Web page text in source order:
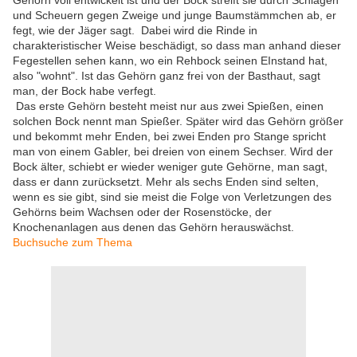
und Scheuern gegen Zweige und junge Baumstämmchen ab, er
fegt, wie der Jäger sagt. Dabei wird die Rinde in
charakteristischer Weise beschädigt, so dass man anhand dieser
Fegestellen sehen kann, wo ein Rehbock seinen EInstand hat,
also "wohnt". Ist das Gehörn ganz frei von der Basthaut, sagt
man, der Bock habe verfegt.
Das erste Gehörn besteht meist nur aus zwei Spießen, einen
solchen Bock nennt man Spießer. Später wird das Gehörn größer
und bekommt mehr Enden, bei zwei Enden pro Stange spricht
man von einem Gabler, bei dreien von einem Sechser. Wird der
Bock älter, schiebt er wieder weniger gute Gehörne, man sagt,
dass er dann zurücksetzt. Mehr als sechs Enden sind selten,
wenn es sie gibt, sind sie meist die Folge von Verletzungen des
Gehörns beim Wachsen oder der Rosenstöcke, der
Knochenanlagen aus denen das Gehörn herauswächst.
Buchsuche zum Thema